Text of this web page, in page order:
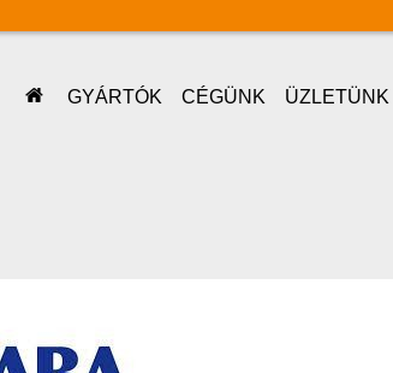
GYÁRTÓK CÉGÜNK ÜZLETÜNK